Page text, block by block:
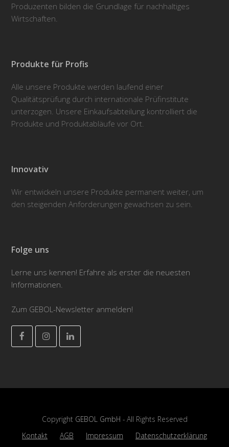
Produzenten bilden die Grundlage für nachhaltiges
Wirtschaften.
Produkte für Profis
Alle unsere Produkte werden laufend einer
Qualitätsprüfung durch internationale Prüfinstitute
unterzogen. Unsere Einkaufsabteilung kontrolliert die
Produkte und Produktabläufe vor Ort.
Innovativ
Wir entwickeln unsere Produkte permanent weiter, um
den steigenden Anforderungen gewachsen zu sein.
Folge uns
Lerne uns kennen! Erfahre als erster die neuesten
Informationen.
Zum GEBOL-Newsletter anmelden!
FacebookInstagramLinkedIn
Copyright GEBOL GmbH - All Rights Reserved
Kontakt
AGB Impressum
Datenschutzerklärung